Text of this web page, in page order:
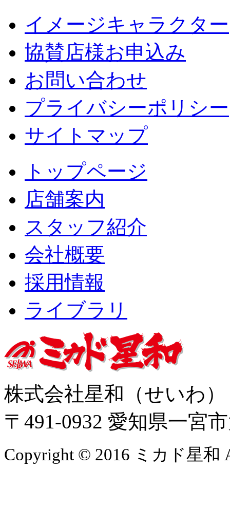
イメージキャラクター
協賛店様お申込み
お問い合わせ
プライバシーポリシー
サイトマップ
トップページ
店舗案内
スタッフ紹介
会社概要
採用情報
ライブラリ
株式会社星和（せいわ
〒491-0932 愛知県一宮
Copyright © 2016 ミカド星和